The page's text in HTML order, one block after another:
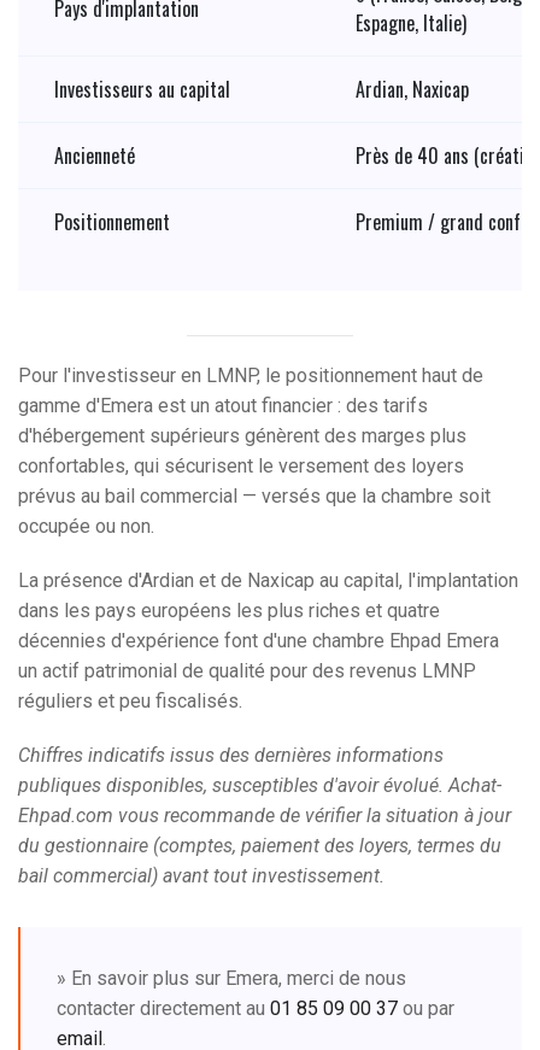
Pays d'implantation
Espagne, Italie)
Investisseurs au capital Ardian, Naxicap
Ancienneté Près de 40 ans
Positionnement Premium / grand
Pour l'investisseur en LMNP, le positionnement haut de
gamme d'Emera est un atout financier : des tarifs
d'hébergement supérieurs génèrent des marges plus
confortables, qui sécurisent le versement des loyers
prévus au bail commercial — versés que la chambre soit
occupée ou non.
La présence d'Ardian et de Naxicap au capital, l'implantation
dans les pays européens les plus riches et quatre
décennies d'expérience font d'une chambre Ehpad Emera
un actif patrimonial de qualité pour des revenus LMNP
réguliers et peu fiscalisés.
Chiffres indicatifs issus des dernières informations
publiques disponibles, susceptibles d'avoir évolué. Achat-
Ehpad.com vous recommande de vérifier la situation à jour
du gestionnaire (comptes, paiement des loyers, termes du
bail commercial) avant tout investissement.
» En savoir plus sur Emera, merci de nous
contacter directement au 01 85 09 00 37 ou par
email .